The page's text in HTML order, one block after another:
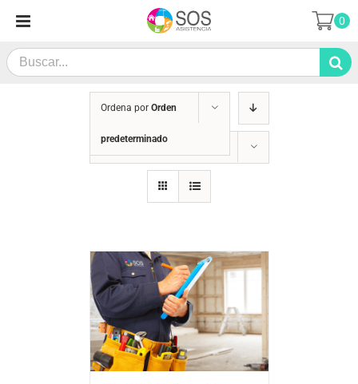
contenido
Search
for:
0
Ordena por Orden
predeterminado
Mostrar